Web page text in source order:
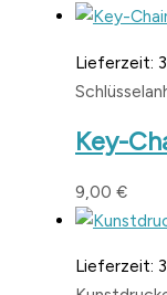
Lieferzeit:
Key-
9,00 €
Lieferzeit: